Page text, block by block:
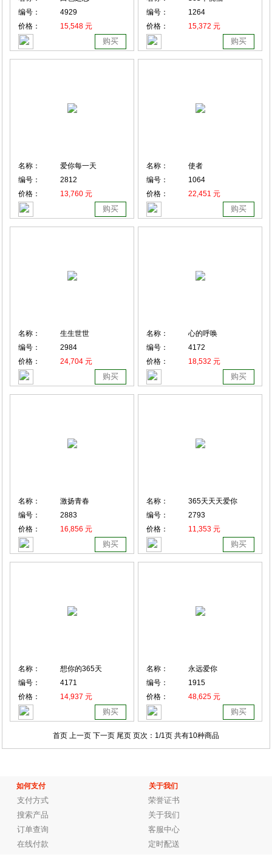
编号：
4929
价格：
15,548 元
购买
编号：
1264
价格：
15,372 元
购买
名称：
爱你每一天
编号：
2812
价格：
13,760 元
购买
名称：
使者
编号：
1064
价格：
22,451 元
购买
名称：
生生世世
编号：
2984
价格：
24,704 元
购买
名称：
心的呼唤
编号：
4172
价格：
18,532 元
购买
名称：
激扬青春
编号：
2883
价格：
16,856 元
购买
名称：
365天天天爱你
编号：
2793
价格：
11,353 元
购买
名称：
想你的365天
编号：
4171
价格：
14,937 元
购买
名称：
永远爱你
编号：
1915
价格：
48,625 元
购买
首页 上一页 下一页 尾页 页次： 1/1页 共有10种商品
如何支付 关于我们
支付方式
荣誉证书
搜索产品
关于我们
订单查询
客服中心
在线付款
定时配送